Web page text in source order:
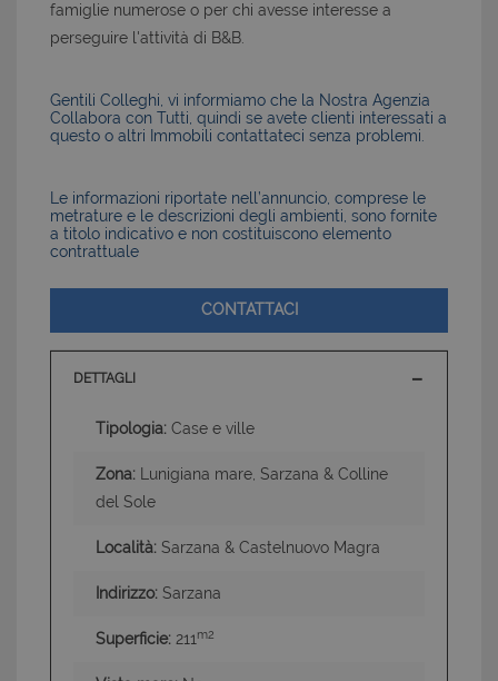
famiglie numerose o per chi avesse interesse a
perseguire l'attività di B&B.
Gentili Colleghi, vi informiamo che la Nostra Agenzia
Collabora con Tutti, quindi se avete clienti interessati a
questo o altri Immobili contattateci senza problemi.
Le informazioni riportate nell’annuncio, comprese le
metrature e le descrizioni degli ambienti, sono fornite
a titolo indicativo e non costituiscono elemento
contrattuale
CONTATTACI
DETTAGLI
Tipologia: Case e ville
Zona: Lunigiana mare, Sarzana & Colline
del Sole
Località: Sarzana & Castelnuovo Magra
Indirizzo: Sarzana
Superficie: 211 m2